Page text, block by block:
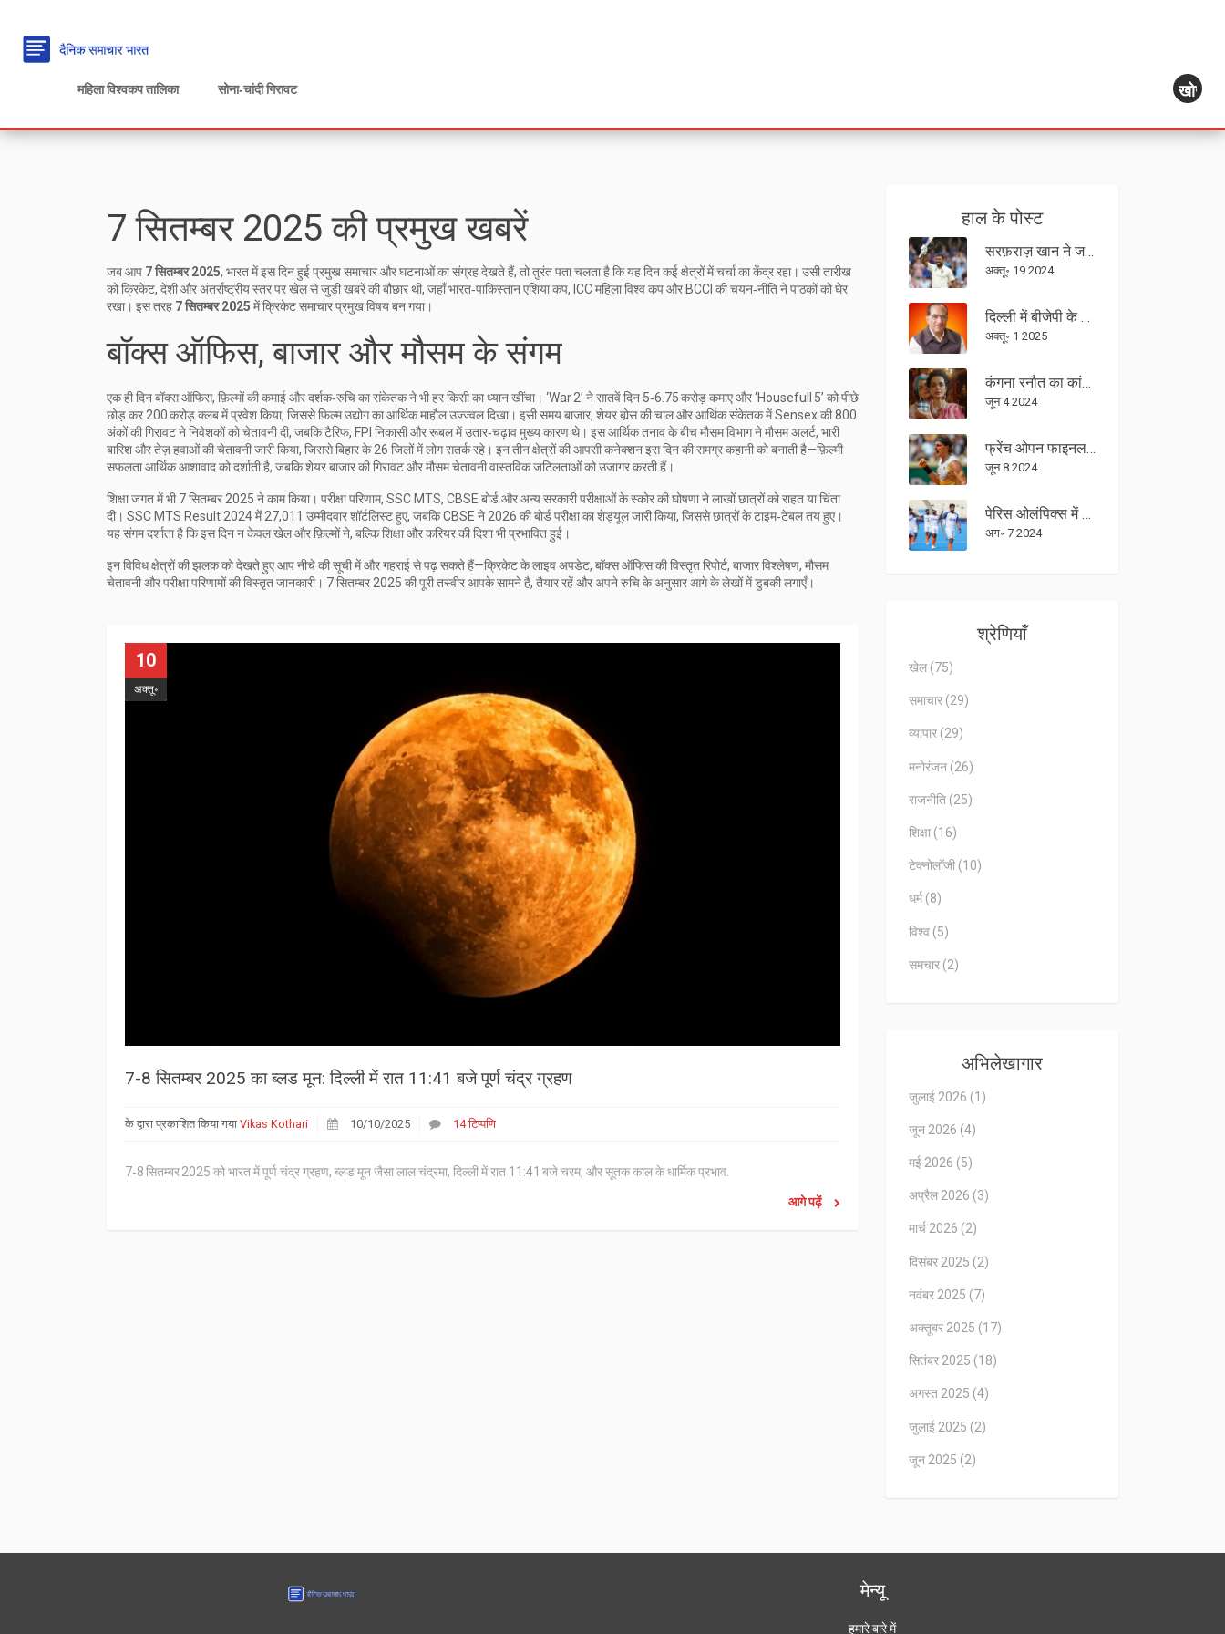
महिला विश्वकप तालिका सोना‑चांदी गिरावट खोज
7 सितम्बर 2025 की प्रमुख खबरें
जब आप 7 सितम्बर 2025, भारत में इस दिन हुई प्रमुख समाचार और घटनाओं का संग्रहदेखते हैं, तो तुरंत पता चलता है कि यह दिन कई क्षेत्रों में चर्चा का केंद्र रहा। उसी तारीख
कोक्रिकेट, देशी और अंतर्राष्ट्रीय स्तर पर खेल से जुड़ी खबरेंकी बौछार थी, जहाँ भारत‑पाकिस्तान एशिया कप, ICC महिला विश्व कप और BCCI की चयन‑नीति ने पाठकों को घेर
रखा। इस तरह 7 सितम्बर 2025 में क्रिकेट समाचार प्रमुख विषय बन गया।
बॉक्स ऑफिस, बाजार और मौसम के संगम
एक ही दिनबॉक्स ऑफिस, फ़िल्मों की कमाई और दर्शक‑रुचि का संकेतकने भी हर किसी का ध्यान खींचा। ‘War 2’ ने सातवें दिन 5‑6.75 करोड़ कमाए और ‘Housefull 5’ को पीछे
छोड़ कर 200 करोड़ क्लब में प्रवेश किया, जिससे फिल्म उद्योग का आर्थिक माहौल उज्ज्वल दिखा। इसी समयबाजार, शेयर बोर्‍स की चाल और आर्थिक संकेतकमें Sensex की 800
अंकों की गिरावट ने निवेशकों को चेतावनी दी, जबकि टैरिफ, FPI निकासी और रूबल में उतार‑चढ़ाव मुख्य कारण थे। इस आर्थिक तनाव के बीच मौसम विभाग नेमौसम अलर्ट, भारी
बारिश और तेज़ हवाओं की चेतावनीजारी किया, जिससे बिहार के 26 जिलों में लोग सतर्क रहे। इन तीन क्षेत्रों की आपसी कनेक्शन इस दिन की समग्र कहानी को बनाती है—फ़िल्मी
सफलता आर्थिक आशावाद को दर्शाती है, जबकि शेयर बाजार की गिरावट और मौसम चेतावनी वास्तविक जटिलताओं को उजागर करती हैं।
शिक्षा जगत में भी 7 सितम्बर 2025 ने काम किया। परीक्षा परिणाम, SSC MTS, CBSE बोर्ड और अन्य सरकारी परीक्षाओं के स्कोरकी घोषणा ने लाखों छात्रों को राहत या चिंता
दी। SSC MTS Result 2024 में 27,011 उम्मीदवार शॉर्टलिस्ट हुए, जबकि CBSE ने 2026 की बोर्ड परीक्षा का शेड्यूल जारी किया, जिससे छात्रों के टाइम‑टेबल तय हुए।
यह संगम दर्शाता है कि इस दिन न केवल खेल और फ़िल्मों ने, बल्कि शिक्षा और करियर की दिशा भी प्रभावित हुई।
इन विविध क्षेत्रों की झलक को देखते हुए आप नीचे की सूची में और गहराई से पढ़ सकते हैं—क्रिकेट के लाइव अपडेट, बॉक्स ऑफिस की विस्तृत रिपोर्ट, बाजार विश्लेषण, मौसम
चेतावनी और परीक्षा परिणामों की विस्तृत जानकारी। 7 सितम्बर 2025 की पूरी तस्वीर आपके सामने है, तैयार रहें और अपने रुचि के अनुसार आगे के लेखों में डुबकी लगाएँ।
10
अक्तू॰
7-8 सितम्बर 2025 का ब्लड मून: दिल्ली में रात 11:41 बजे पूर्ण चंद्र ग्रहण
के द्वारा प्रकाशित किया गया Vikas Kothari 10/10/2025 14 टिप्पणि
7‑8 सितम्बर 2025 को भारत में पूर्ण चंद्र ग्रहण, ब्लड मून जैसा लाल चंद्रमा, दिल्ली में रात 11:41 बजे चरम, और सूतक काल के धार्मिक प्रभाव.
आगे पढ़ें
हाल के पोस्ट
सरफ़राज़ खान ने जड़ा शतक: भारत vs न्यूज़ीलैंड टेस्ट में अद्वितीय परफॉर्मेंस
अक्तू॰ 19 2024
दिल्ली में बीजेपी के दिग्गज प्रोफ़ेसर वी.के. मल्होत्रा का निधन, उम्र 93‑94
अक्तू॰ 1 2025
कंगना रनौत का कांग्रेस के विक्रमादित्य सिंह पर तीखा प्रहार: चुनाव जीतने का दावा
जून 4 2024
फ्रेंच ओपन फाइनल में पहुंचे अलेक्जेंडर ज्वेरेव, घरेलू हिंसा मामले के निपटारे के बाद
जून 8 2024
पेरिस ओलंपिक्स में जर्मनी से हारकर भारतीय पुरुष हॉकी टीम ब्रॉन्ज मेडल के लिए स्पेन से भिड़ेगी
अग॰ 7 2024
श्रेणियाँ
खेल (75)
समाचार (29)
व्यापार (29)
मनोरंजन (26)
राजनीति (25)
शिक्षा (16)
टेक्नोलॉजी (10)
धर्म (8)
विश्व (5)
समचार (2)
अभिलेखागार
जुलाई 2026 (1)
जून 2026 (4)
मई 2026 (5)
अप्रैल 2026 (3)
मार्च 2026 (2)
दिसंबर 2025 (2)
नवंबर 2025 (7)
अक्तूबर 2025 (17)
सितंबर 2025 (18)
अगस्त 2025 (4)
जुलाई 2025 (2)
जून 2025 (2)
मेन्यू
हमारे बारे में